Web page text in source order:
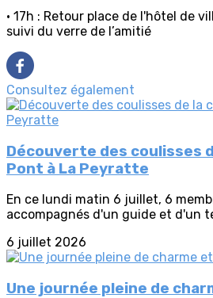
• 17h : Retour place de l'hôtel de
suivi du verre de l’amitié
Consultez également
Découverte des coulisses
Pont à La Peyratte
En ce lundi matin 6 juillet, 6
accompagnés d'un guide et d'un
6 juillet 2026
Une journée pleine de